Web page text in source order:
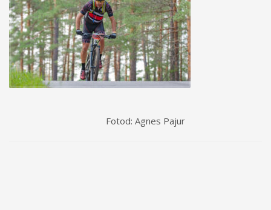
Fotod: Agnes Pajur